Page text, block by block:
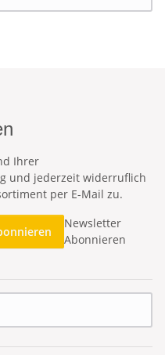
Ihrer
und jederzeit widerruflich
per E-Mail zu.
Newsletter
Abonnieren